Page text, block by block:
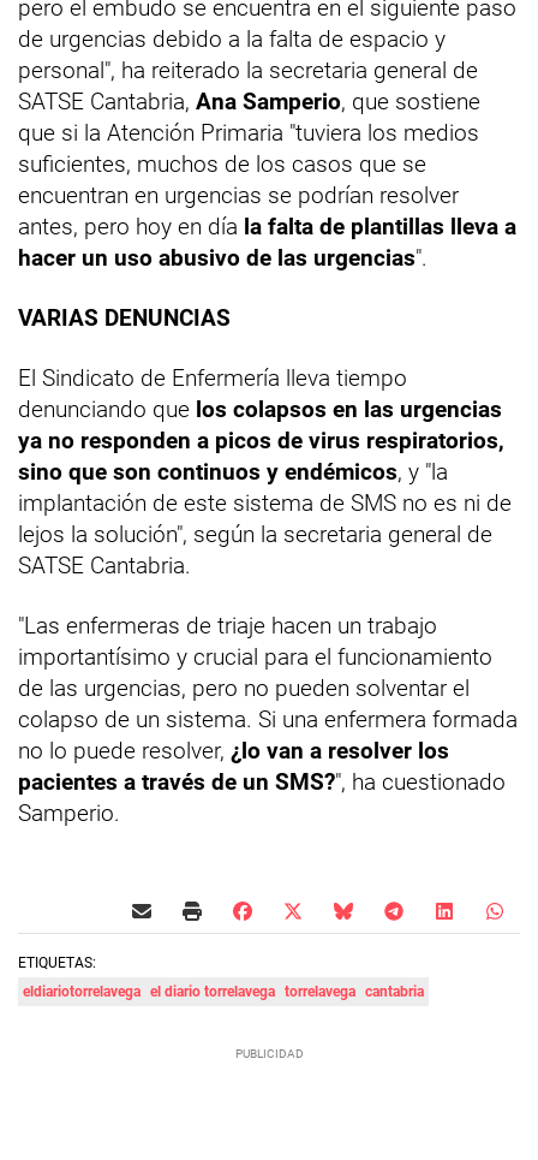
pero el embudo se encuentra en el siguiente paso
de urgencias debido a la falta de espacio y
personal", ha reiterado la secretaria general de
SATSE Cantabria, Ana Samperio, que sostiene
que si la Atención Primaria "tuviera los medios
suficientes, muchos de los casos que se
encuentran en urgencias se podrían resolver
antes, pero hoy en día la falta de plantillas lleva a
hacer un uso abusivo de las urgencias".
VARIAS DENUNCIAS
El Sindicato de Enfermería lleva tiempo
denunciando que los colapsos en las urgencias
ya no responden a picos de virus respiratorios,
sino que son continuos y endémicos, y "la
implantación de este sistema de SMS no es ni de
lejos la solución", según la secretaria general de
SATSE Cantabria.
"Las enfermeras de triaje hacen un trabajo
importantísimo y crucial para el funcionamiento
de las urgencias, pero no pueden solventar el
colapso de un sistema. Si una enfermera formada
no lo puede resolver, ¿lo van a resolver los
pacientes a través de un SMS?", ha cuestionado
Samperio.
ETIQUETAS:
eldiariotorrelavega el diario torrelavega torrelavega cantabria